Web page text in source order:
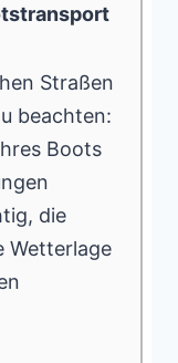
Straßen
beachten:
Boots
die
Wetterlage